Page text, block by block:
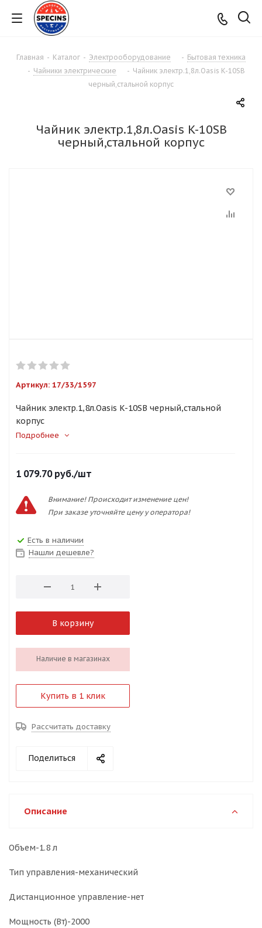
Главная - Каталог - Электрооборудование - Бытовая техника
- Чайники электрические - Чайник электр.1,8л.Oasis K-10SB
черный,стальной корпус
Чайник электр.1,8л.Oasis K-10SB
черный,стальной корпус
Артикул: 17/33/1597
Чайник электр.1,8л.Oasis K-10SB черный,стальной
корпус
Подробнее
1 079.70руб./шт
Внимание! Происходит изменение цен!
При заказе уточняйте цену у оператора!
Есть в наличии
Нашли дешевле?
В корзину
Наличие в магазинах
Купить в 1 клик
Рассчитать доставку
Поделиться
Описание
Объем-1.8 л
Тип управления-механический
Дистанционное управление-нет
Мощность (Вт)-2000